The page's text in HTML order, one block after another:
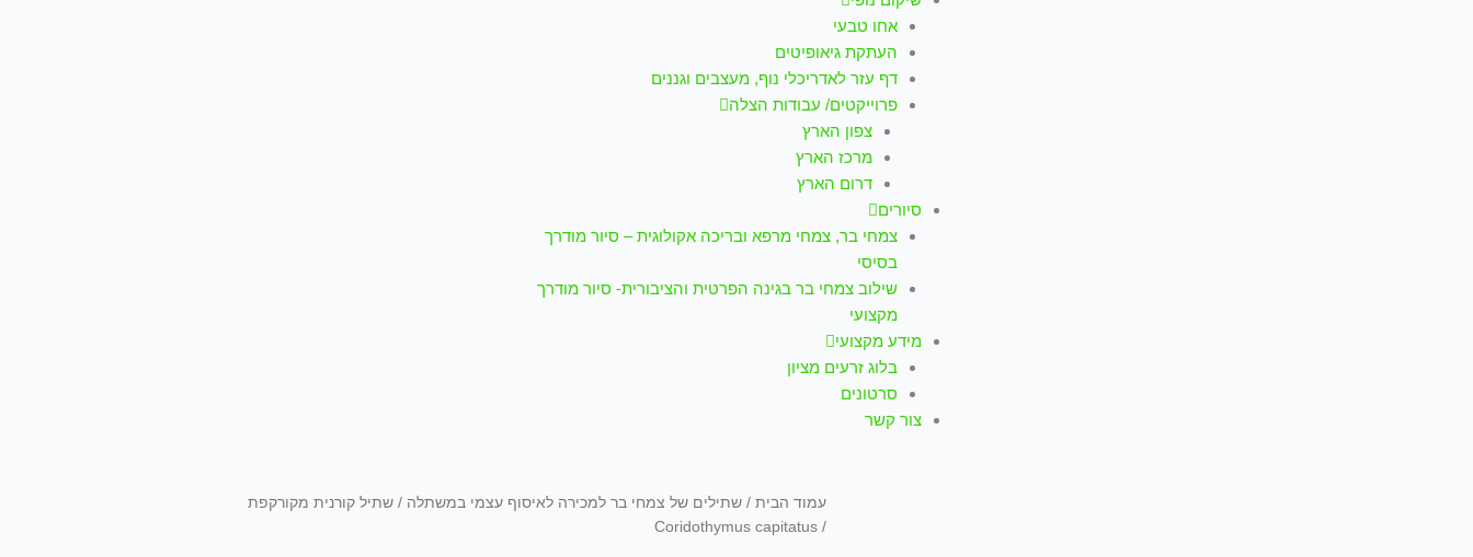
אחו טבעי
העתקת גיאופיטים
דף עזר לאדריכלי נוף, מעצבים וגננים
פרוייקטים/ עבודות הצלה
צפון הארץ
מרכז הארץ
דרום הארץ
סיורים
צמחי בר, צמחי מרפא ובריכה אקולוגית – סיור מודרך
בסיסי
שילוב צמחי בר בגינה הפרטית והציבורית- סיור מודרך
מקצועי
מידע מקצועי
בלוג זרעים מציון
סרטונים
צור קשר
עמוד הבית / שתילים של צמחי בר למכירה לאיסוף עצמי במשתלה / שתיל קורנית מקורקפת
/ Coridothymus capitatus